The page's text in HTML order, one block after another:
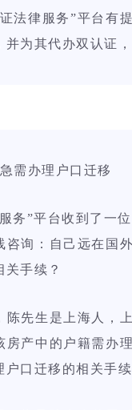
法律服务”平台有
并为其代办双认证
需办理户口迁移
务”平台收到了一
咨询：自己远在国
关手续？
陈先生是上海人，
房产中的户籍需办
户口迁移的相关手